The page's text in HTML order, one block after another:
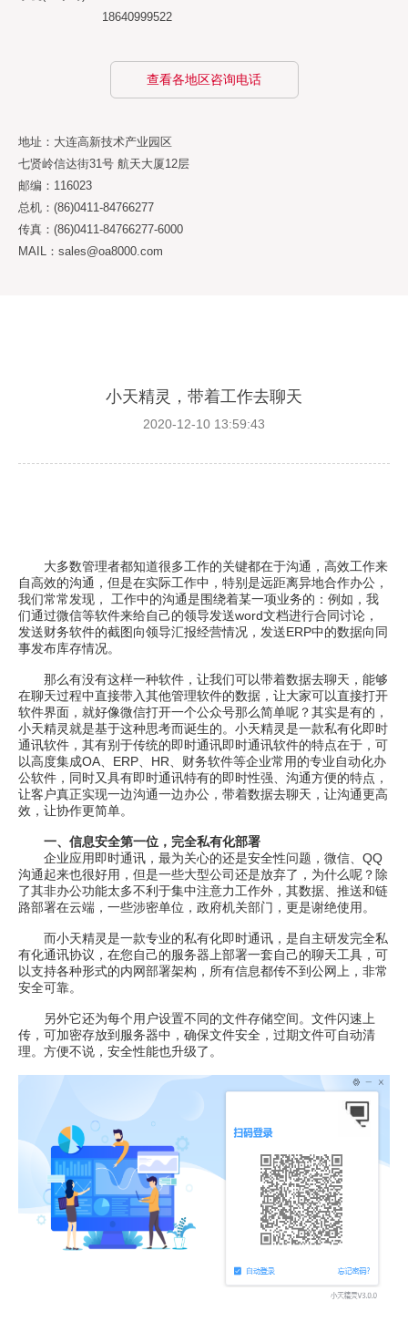
18640999522
查看各地区咨询电话
地址：大连高新技术产业园区
七贤岭信达街31号 航天大厦12层
邮编：116023
总机：(86)0411-84766277
传真：(86)0411-84766277-6000
MAIL：sales@oa8000.com
小天精灵，带着工作去聊天
2020-12-10 13:59:43
大多数管理者都知道很多工作的关键都在于沟通，高效工作来
自高效的沟通，但是在实际工作中，特别是远距离异地合作办公，
我们常常发现， 工作中的沟通是围绕着某一项业务的：例如，我
们通过微信等软件来给自己的领导发送word文档进行合同讨论，
发送财务软件的截图向领导汇报经营情况，发送ERP中的数据向同
事发布库存情况。
那么有没有这样一种软件，让我们可以带着数据去聊天，能够
在聊天过程中直接带入其他管理软件的数据，让大家可以直接打开
软件界面，就好像微信打开一个公众号那么简单呢？其实是有的，
小天精灵就是基于这种思考而诞生的。小天精灵是一款私有化即时
通讯软件，其有别于传统的即时通讯即时通讯软件的特点在于，可
以高度集成OA、ERP、HR、财务软件等企业常用的专业自动化办
公软件，同时又具有即时通讯特有的即时性强、沟通方便的特点，
让客户真正实现一边沟通一边办公，带着数据去聊天，让沟通更高
效，让协作更简单。
一、信息安全第一位，完全私有化部署
企业应用即时通讯，最为关心的还是安全性问题，微信、QQ
沟通起来也很好用，但是一些大型公司还是放弃了，为什么呢？除
了其非办公功能太多不利于集中注意力工作外，其数据、推送和链
路部署在云端，一些涉密单位，政府机关部门，更是谢绝使用。
而小天精灵是一款专业的私有化即时通讯，是自主研发完全私
有化通讯协议，在您自己的服务器上部署一套自己的聊天工具，可
以支持各种形式的内网部署架构，所有信息都传不到公网上，非常
安全可靠。
另外它还为每个用户设置不同的文件存储空间。文件闪速上
传，可加密存放到服务器中，确保文件安全，过期文件可自动清
理。方便不说，安全性能也升级了。